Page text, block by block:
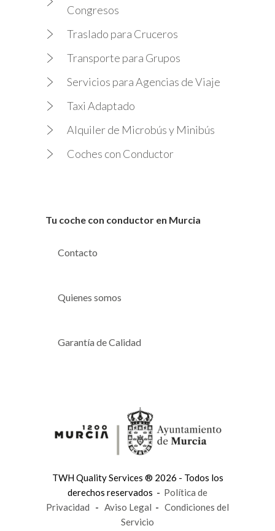
Congresos
Traslado para Cruceros
Transporte para Grupos
Servicios para Agencias de Viaje
Taxi Adaptado
Alquiler de Microbús y Minibús
Coches con Conductor
Tu coche con conductor en Murcia
Contacto
Quienes somos
Garantía de Calidad
TWH Quality Services ® 2026 - Todos los
derechos reservados - Política de
Privacidad - Aviso Legal - Condiciones del
Servicio